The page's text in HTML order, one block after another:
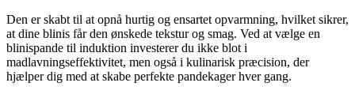
Den er skabt til at opnå hurtig og ensartet opvarmning, hvilket sikrer,
at dine blinis får den ønskede tekstur og smag. Ved at vælge en
blinispande til induktion investerer du ikke blot i
madlavningseffektivitet, men også i kulinarisk præcision, der
hjælper dig med at skabe perfekte pandekager hver gang.